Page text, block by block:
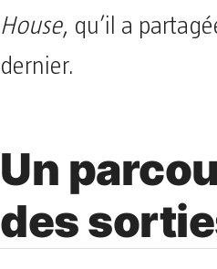
House, qu’il a
dernier.
Un
des